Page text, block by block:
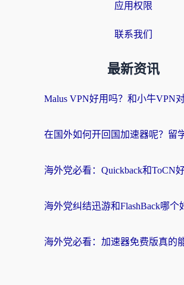
应用权限
联系我们
最新资讯